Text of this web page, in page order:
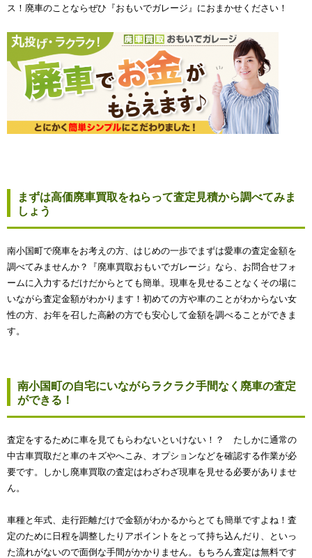
ス！廃車のことならぜひ『おもいでガレージ』におまかせください！
まずは高価廃車買取をねらって査定見積から調べてみま
しょう
南小国町で廃車をお考えの方、はじめの一歩でまずは愛車の査定金額を
調べてみませんか？『廃車買取おもいでガレージ』なら、お問合せフォ
ームに入力するだけだからとても簡単。現車を見せることなくその場に
いながら査定金額がわかります！初めての方や車のことがわからない女
性の方、お年を召した高齢の方でも安心して金額を調べることができま
す。
南小国町の自宅にいながらラクラク手間なく廃車の査定
ができる！
査定をするために車を見てもらわないといけない！？ たしかに通常の
中古車買取だと車のキズやへこみ、オプションなどを確認する作業が必
要です。しかし廃車買取の査定はわざわざ現車を見せる必要がありませ
ん。
車種と年式、走行距離だけで金額がわかるからとても簡単ですよね！査
定のために日程を調整したりアポイントをとって持ち込んだり、といっ
た流れがないので面倒な手間がかかりません。もちろん査定は無料です